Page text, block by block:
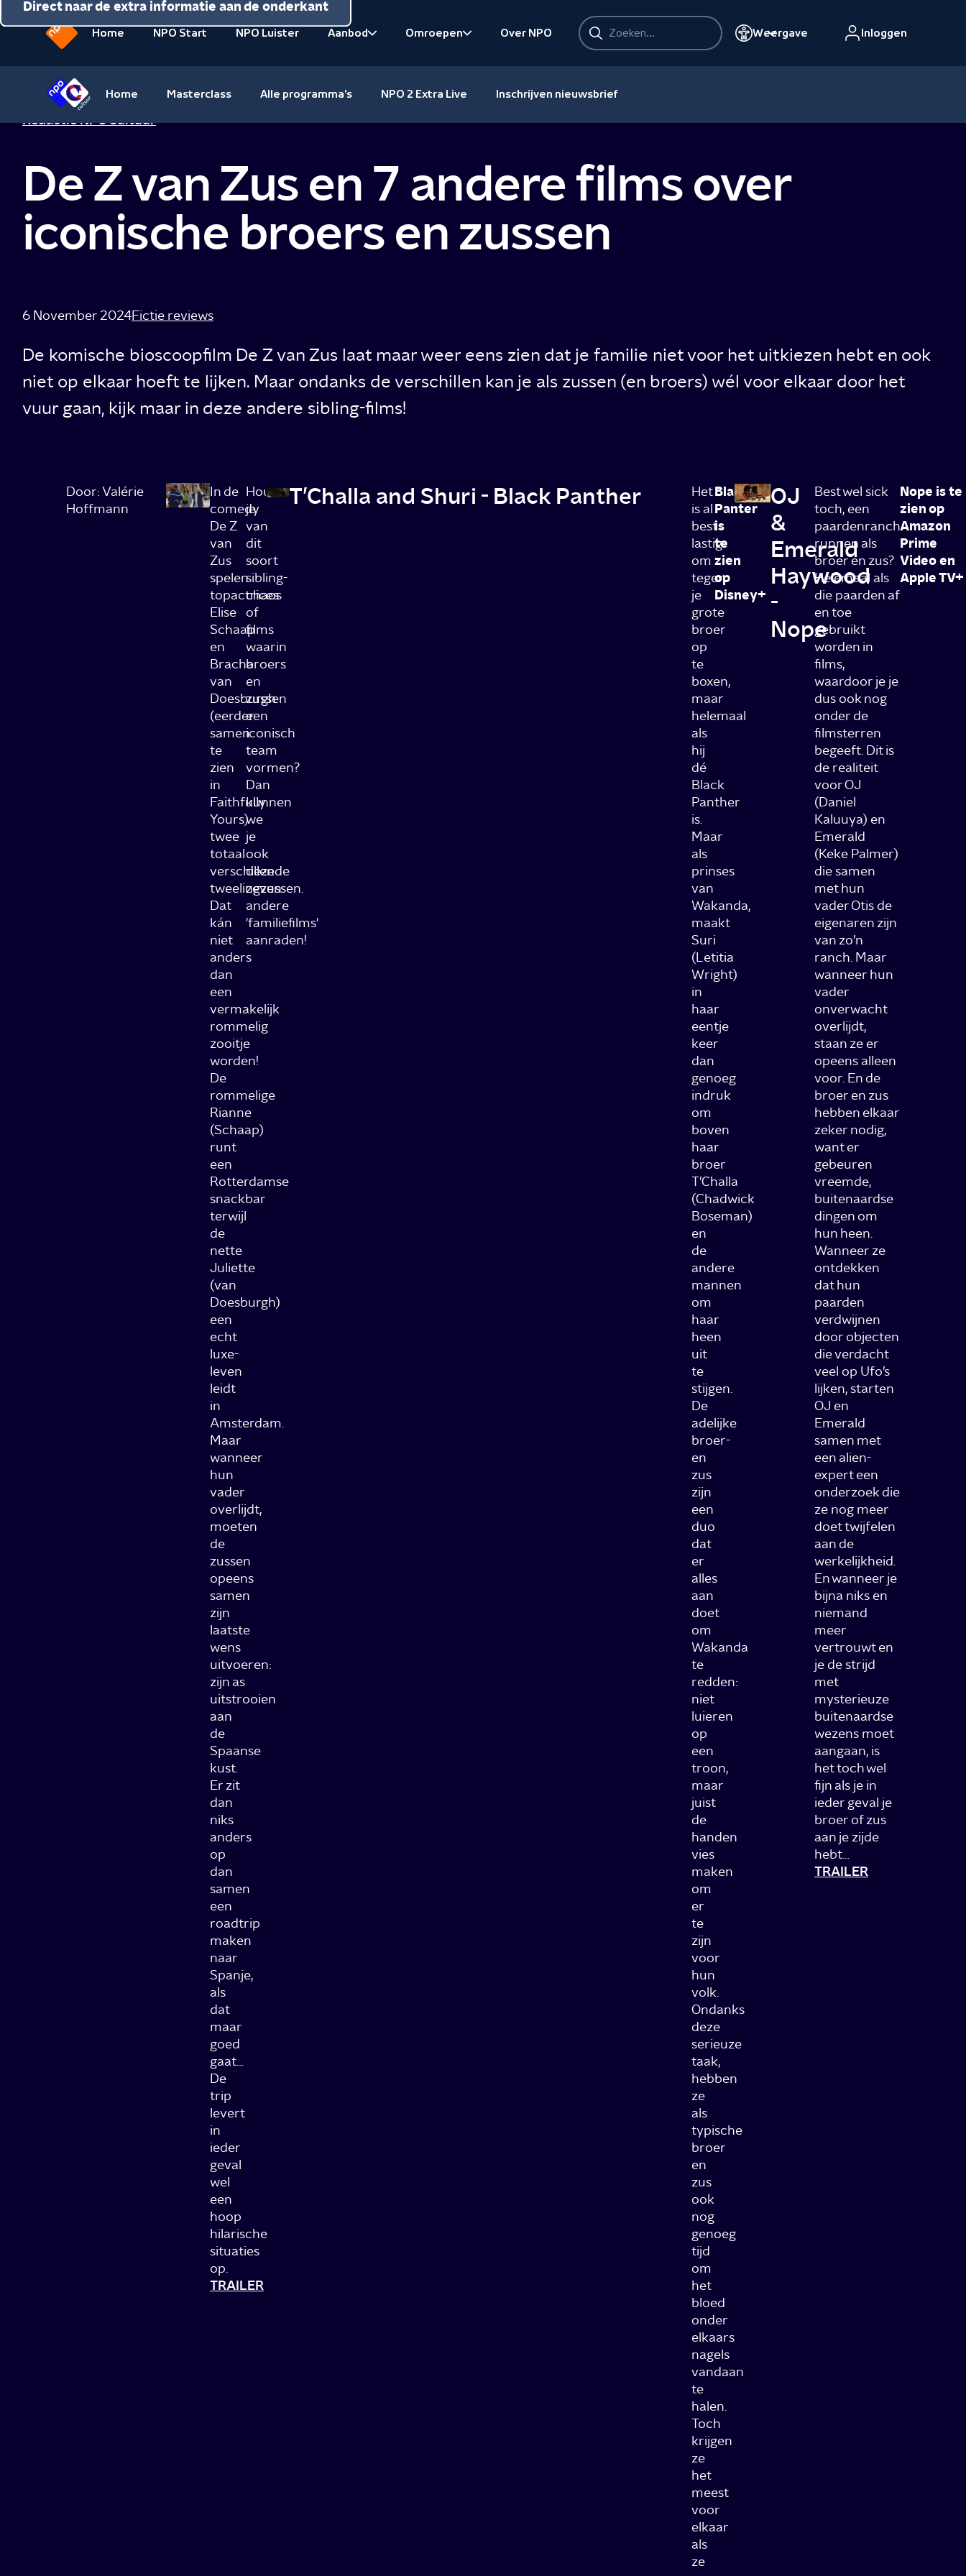
Direct naar de inhoud
Direct naar de hoofdnavigatie
Direct naar de extra informatie aan de onderkant
beginpagina
van
Home NPO Start NPO Luister
Aanbod
Omroepen
Over NPO
Zoeken
Zoeken
Weergave Inloggen
NPO
Cultuur
Home Masterclass Alle programma's NPO 2 Extra Live Inschrijven nieuwsbrief
Redactie NPO Cultuur
De Z van Zus en 7 andere films over
iconische broers en zussen
6 November 2024Fictie reviews
De komische bioscoopfilm De Z van Zus laat maar weer eens zien dat je familie niet voor het uitkiezen hebt en ook
niet op elkaar hoeft te lijken. Maar ondanks de verschillen kan je als zussen (en broers) wél voor elkaar door het
vuur gaan, kijk maar in deze andere sibling-films!
Door: Valérie
Hoffmann
In de
comedy
De Z
van
Zus
spelen
topactrices
Elise
Schaap
en
Bracha
van
Doesburgh
(eerder
samen
te
zien
in
Faithfully
Yours)
twee
totaal
verschillende
tweelingzussen.
Dat
kán
niet
anders
dan
een
vermakelijk
rommelig
zooitje
worden!
De
rommelige
Rianne
(Schaap)
runt
een
Rotterdamse
snackbar
terwijl
de
nette
Juliette
(van
Doesburgh)
een
echt
luxe-
leven
leidt
in
Amsterdam.
Maar
wanneer
hun
vader
overlijdt,
moeten
de
zussen
opeens
samen
zijn
laatste
wens
uitvoeren:
zijn as
uitstrooien
aan
de
Spaanse
kust.
Er zit
dan
niks
anders
op
dan
samen
een
roadtrip
maken
naar
Spanje,
als
dat
maar
goed
gaat…
De
trip
levert
in
ieder
geval
wel
een
hoop
hilarische
situaties
op.
TRAILER
Hou
je
van
dit
soort
sibling-
chaos
of
films
waarin
broers
en
zussen
een
iconisch
team
vormen?
Dan
kunnen
we
je
ook
deze
zeven
andere
'familiefilms'
aanraden!
T’Challa and Shuri - Black Panther
Het
is al
best
lastig
om
tegen
je
grote
broer
op
te
boxen,
maar
helemaal
als
hij
dé
Black
Panther
is.
Maar
als
prinses
van
Wakanda,
maakt
Suri
(Letitia
Wright)
in
haar
eentje
keer
dan
genoeg
indruk
om
boven
haar
broer
T’Challa
(Chadwick
Boseman)
en
de
andere
mannen
om
haar
heen
uit
te
stijgen.
De
adelijke
broer-
en
zus
zijn
een
duo
dat
er
alles
aan
doet
om
Wakanda
te
redden:
niet
luieren
op
een
troon,
maar
juist
de
handen
vies
maken
om
er
te
zijn
voor
hun
volk.
Ondanks
deze
serieuze
taak,
hebben
ze
als
typische
broer
en
zus
ook
nog
genoeg
tijd
om
het
bloed
onder
elkaars
nagels
vandaan
te
halen.
Toch
krijgen
ze
het
meest
voor
elkaar
als
ze
Black
Panter
is
te
zien
op
Disney+
OJ
&
Emerald
Haywood
-
Nope
Best wel sick
toch, een
paardenranch
runnen als
broer en zus?
Helemaal als
die paarden af
en toe
gebruikt
worden in
films,
waardoor je je
dus ook nog
onder de
filmsterren
begeeft. Dit is
de realiteit
voor OJ
(Daniel
Kaluuya) en
Emerald
(Keke Palmer)
die samen
met hun
vader Otis de
eigenaren zijn
van zo’n
ranch. Maar
wanneer hun
vader
onverwacht
overlijdt,
staan ze er
opeens alleen
voor. En de
broer en zus
hebben elkaar
zeker nodig,
want er
gebeuren
vreemde,
buitenaardse
dingen om
hun heen.
Wanneer ze
ontdekken
dat hun
paarden
verdwijnen
door objecten
die verdacht
veel op Ufo’s
lijken, starten
OJ en
Emerald
samen met
een alien-
expert een
onderzoek die
ze nog meer
doet twijfelen
aan de
werkelijkheid.
En wanneer je
bijna niks en
niemand
meer
vertrouwt en
je de strijd
met
mysterieuze
buitenaardse
wezens moet
aangaan, is
het toch wel
fijn als je in
ieder geval je
broer of zus
aan je zijde
hebt…
TRAILER
Nope is te
zien op
Amazon
Prime
Video en
Apple TV+